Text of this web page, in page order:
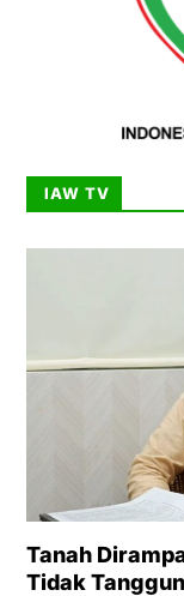
IAW TV
Tanah
Tidak